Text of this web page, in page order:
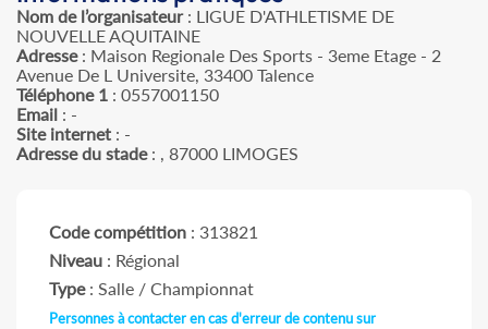
Nom de l’organisateur: LIGUE D'ATHLETISME DE
NOUVELLE AQUITAINE
Adresse: Maison Regionale Des Sports - 3eme Etage - 2
Avenue De L Universite, 33400 Talence
Téléphone 1 : 0557001150
Email : -
Site internet : -
Adresse du stade: , 87000 LIMOGES
Code compétition : 313821
Niveau : Régional
Type: Salle / Championnat
Personnes à contacter en cas d'erreur de contenu sur